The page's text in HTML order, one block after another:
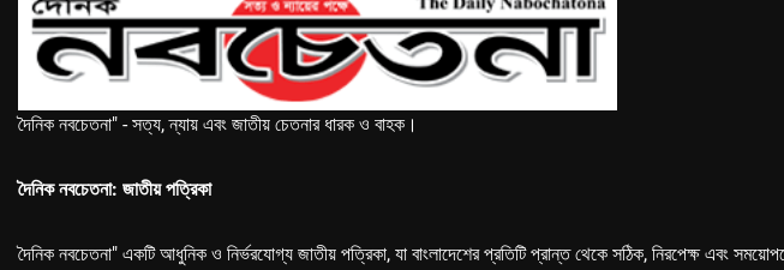
দৈনিক নবচেতনা" - সত্য, ন্যায় এবং জাতীয় চেতনার ধারক ও বাহক।
দৈনিক নবচেতনা: জাতীয় পত্রিকা
দৈনিক নবচেতনা" একটি আধুনিক ও নির্ভরযোগ্য জাতীয় পত্রিকা, যা বাংলাদেশের প্রতিটি প্রান্ত থেকে সঠিক, নিরপেক্ষ এবং